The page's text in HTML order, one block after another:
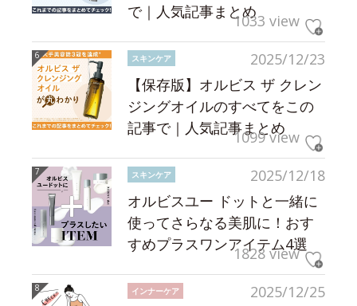
で｜人気記事まとめ1033 view
2025/12/23
スキンケア
【保存版】オルビス ザ クレン
ジングオイルのすべてをこの
記事で｜人気記事まとめ
1099 view
2025/12/18
スキンケア
オルビスユー ドットと一緒に
使ってさらなる美肌に！おす
すめプラスワンアイテム4選
1828 view
2025/12/25
インナーケア